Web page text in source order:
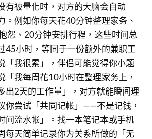
有被量化时，对方的大脑会自动
。例如你每天花40分钟整理家务、
怨、20分钟安排行程，这些时间总
45小时，等同于一份额外的兼职工
「我很累」，伴侣可能觉得你小题
「我每周花10小时在整理家务上，
出2天的工作量」，对方就能瞬间理
你尝试「共同记帐」——不是记钱，
间流水帐」。找一本笔记本或手机
每天简单记录你为关系所做的「无